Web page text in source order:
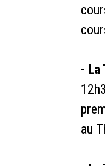
- La
au